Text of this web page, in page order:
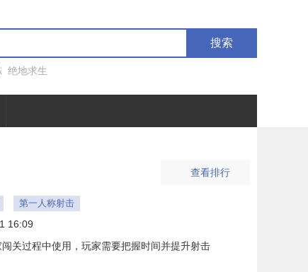
搜索
绝地求生
第一人称射击
16:09
关过程中使用，玩家需要把握时间并提升射击
查看排行